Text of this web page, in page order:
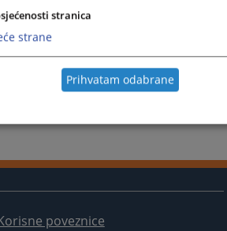
poveznice
stranica
strane
Prihvatam odabrane